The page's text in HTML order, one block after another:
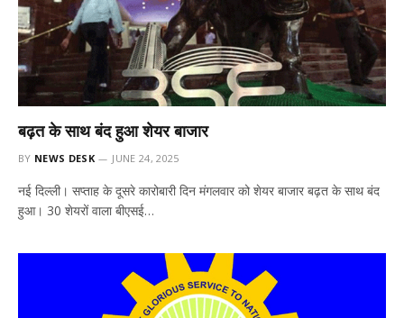
बढ़त के साथ बंद हुआ शेयर बाजार
BY NEWS DESK JUNE 24, 2025
नई दिल्ली। सप्ताह के दूसरे कारोबारी दिन मंगलवार को शेयर बाजार बढ़त के साथ बंद
हुआ। 30 शेयरों वाला बीएसई…